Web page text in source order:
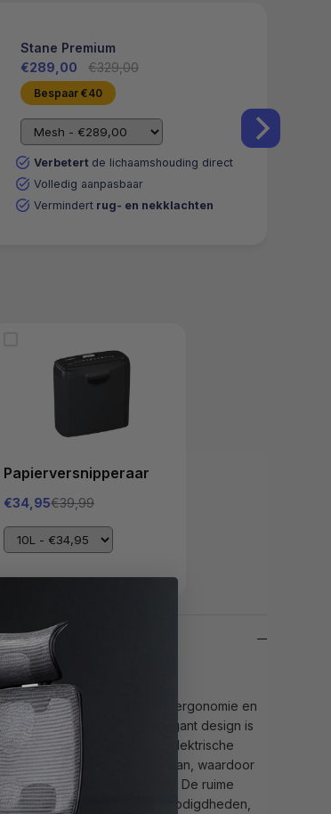
Stane Premium
€289,00
€329,00
Bespaar €40
Verbetert de lichaamshouding direct
Volledig aanpasbaar
Vermindert rug- en nekklachten
Papierversnipperaar
€34,95€39,99
samen
de perfecte combinatie van ergonomie en
constructie en een elegant design is
kantoorwerk. Dankzij de elektrische
wisselen tussen zitten en staan, waardoor
en rugklachten voorkomt. De ruime
ruimte voor al je werkbenodigdheden,